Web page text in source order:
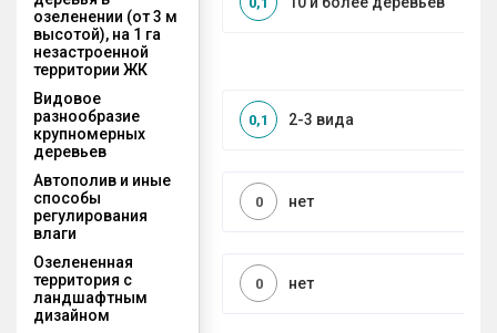
озеленении (от 3 м
высотой), на 1 га
незастроенной
территории ЖК
Видовое
разнообразие
крупномерных
деревьев
2-3 вида
0,1
Автополив и иные
способы
регулирования
влаги
нет
0
Озелененная
территория с
ландшафтным
дизайном
нет
0